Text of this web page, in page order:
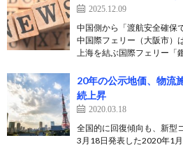
2025.12.09
中国側から「渡航安全確保
中国際フェリー（大阪市）
上海を結ぶ国際フェリー「
20年の公示地価、物流
続上昇
2020.03.18
全国的に回復傾向も、新型
3月18日発表した2020年1